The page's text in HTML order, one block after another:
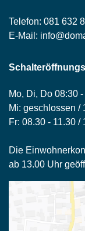
Telefon: 081 632
E-Mail:
Mo, Di, Do 08:30
Mi: geschlossen /
Fr: 08.30 - 11.30 /
Die
ab 13.00 Uhr